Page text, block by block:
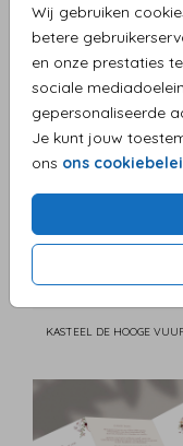
Wij gebruiken
betere
en onze prestaties
sociale
gepersonaliseerde
Je kunt jouw
ons ons
KASTEEL DE HOOGE